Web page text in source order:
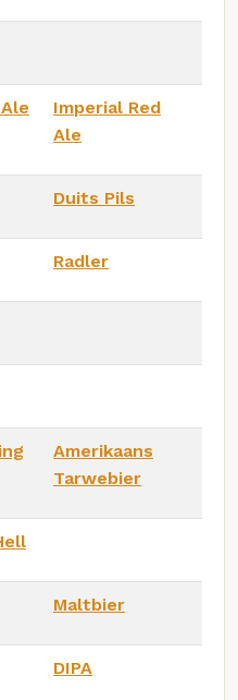
Imperial Red
Ale
Duits Pils
Radler
Amerikaans
Tarwebier
Maltbier
DIPA